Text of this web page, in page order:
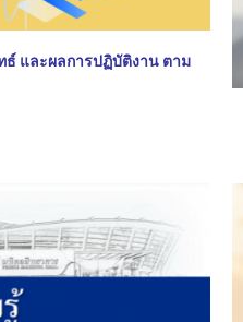
ธ์ และผลการปฏิบัติงาน ตาม